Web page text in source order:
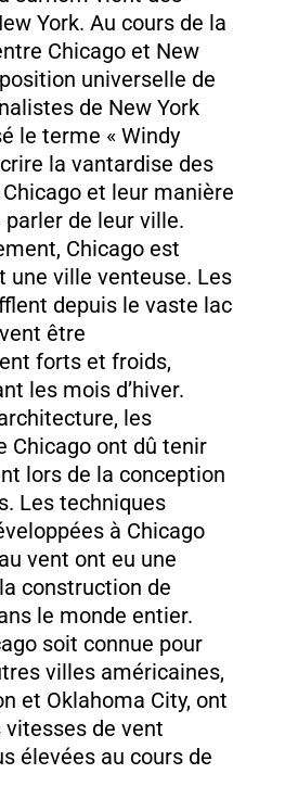
York. Au cours de la
Chicago et New
universelle de
de New York
le terme « Windy
la vantardise des
et leur manière
parler de leur ville.
Chicago est
une ville venteuse. Les
depuis le vaste lac
être
forts et froids,
les mois d’hiver.
les
Chicago ont dû tenir
lors de la conception
Les techniques
à Chicago
vent ont eu une
construction de
le monde entier.
soit connue pour
villes américaines,
et Oklahoma City, ont
de vent
élevées au cours de